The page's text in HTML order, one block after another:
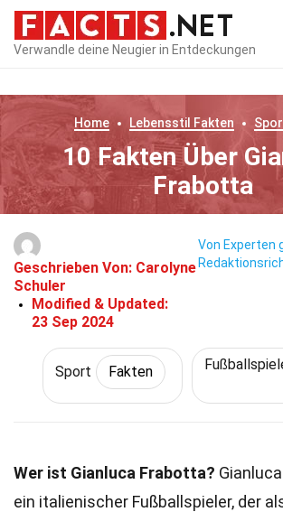
Verwandle deine Neugier in Entdeckungen
Home Lebensstil Fakten
10 Fakten Über
Frabotta
Geschrieben Von: Carolyne
Schuler
Modified & Updated:
23 Sep 2024
Von Experten
Sport Fakten
Wer ist Gianluca Frabotta?
ein italienischer Fußballspieler, der